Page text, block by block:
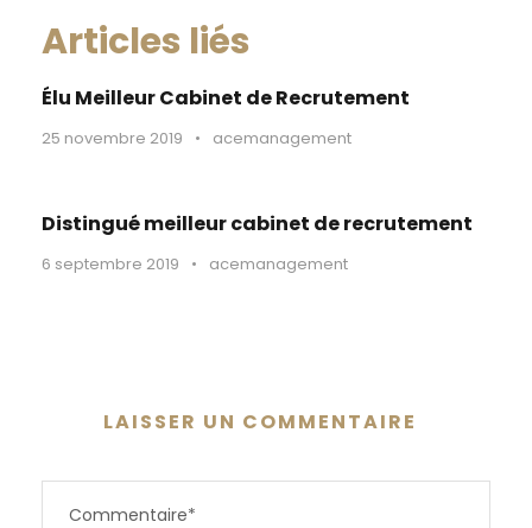
Articles liés
Élu Meilleur Cabinet de Recrutement
25 novembre 2019 • acemanagement
Distingué meilleur cabinet de recrutement
6 septembre 2019 • acemanagement
LAISSER UN COMMENTAIRE